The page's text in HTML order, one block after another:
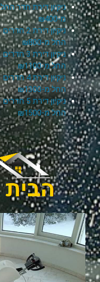
ניקיון דירת חדר החל
מ-₪400
ניקיון דירת 2 חדרים
החל מ-₪800
ניקיון דירת 3 חדרים
החל מ-₪1100
ניקיון דירת 4 חדרים
החל מ-₪1300
ניקיון דירת 5 חדרים
החל מ-₪1500